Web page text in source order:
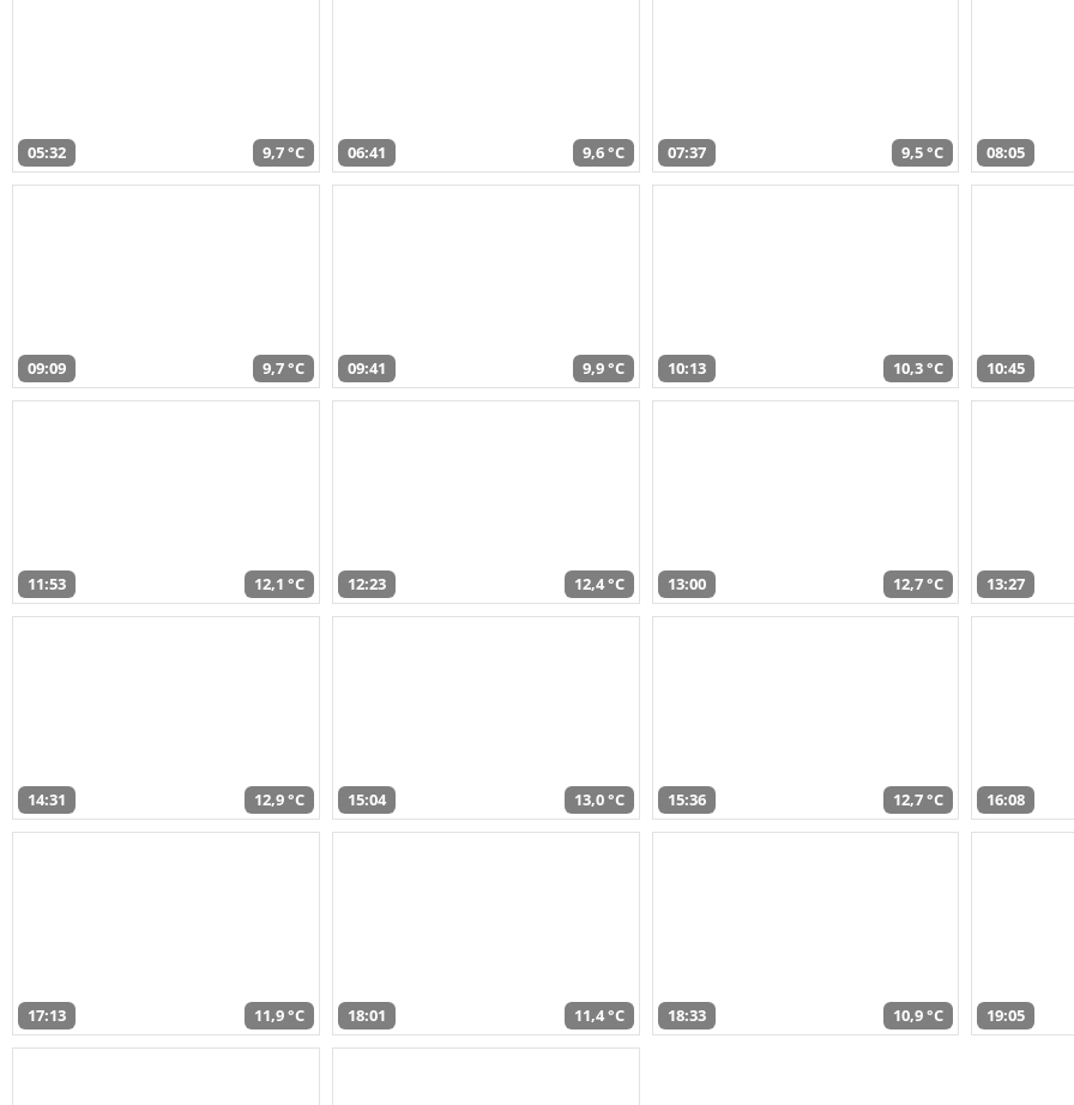
05:32 9,7 °C 06:41 9,6 °C 07:37 9,5 °C 08:05
09:09 9,7 °C 09:41 9,9 °C 10:13 10,3 °C 10:45
11:53 12,1 °C 12:23 12,4 °C 13:00 12,7 °C 13:27
14:31 12,9 °C 15:04 13,0 °C 15:36 12,7 °C 16:08
17:13 11,9 °C 18:01 11,4 °C 18:33 10,9 °C 19:05